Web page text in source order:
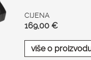
CIJENA
169,00 €
više o